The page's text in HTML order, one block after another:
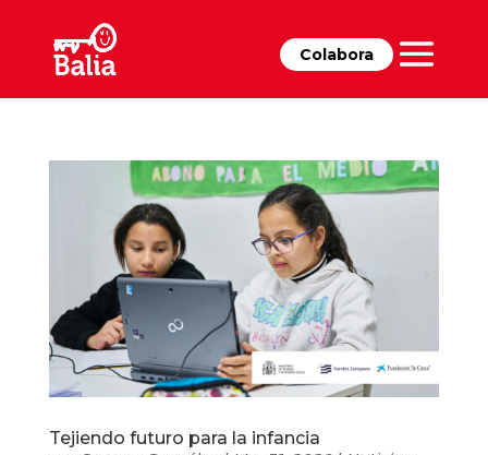
Colabora
Tejiendo futuro para la infancia